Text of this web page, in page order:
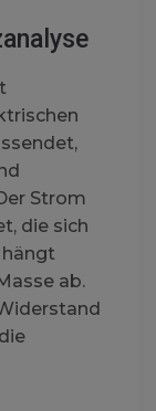
Strom
die sich
ab.